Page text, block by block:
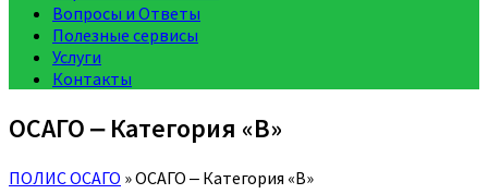
Вопросы и Ответы
Полезные сервисы
Услуги
Контакты
ОСАГО ‒ Категория «B»
ПОЛИС ОСАГО »ОСАГО ‒ Категория «B»